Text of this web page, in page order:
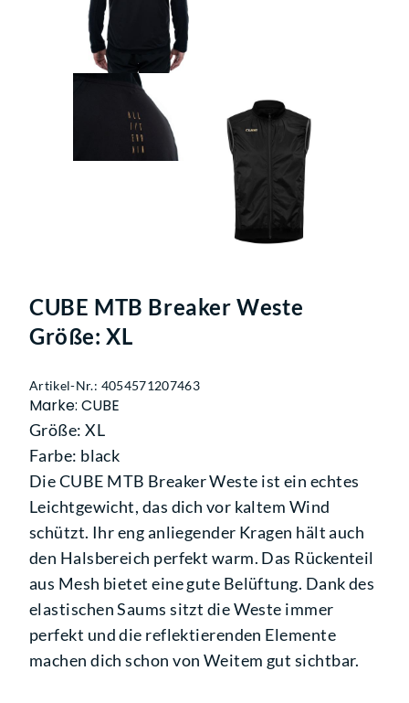
CUBE MTB Breaker Weste
Größe: XL
Artikel-Nr.: 4054571207463
Marke: CUBE
Größe: XL
Farbe: black
Die CUBE MTB Breaker Weste ist ein echtes
Leichtgewicht, das dich vor kaltem Wind
schützt. Ihr eng anliegender Kragen hält auch
den Halsbereich perfekt warm. Das Rückenteil
aus Mesh bietet eine gute Belüftung. Dank des
elastischen Saums sitzt die Weste immer
perfekt und die reflektierenden Elemente
machen dich schon von Weitem gut sichtbar.